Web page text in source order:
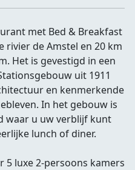
met Bed & Breakfast
rivier de Amstel en 20 km
Het is gevestigd in een
uit 1911
en kenmerkende
In het gebouw is
waar u uw verblijf kunt
lunch of diner.
5 luxe 2-persoons kamers